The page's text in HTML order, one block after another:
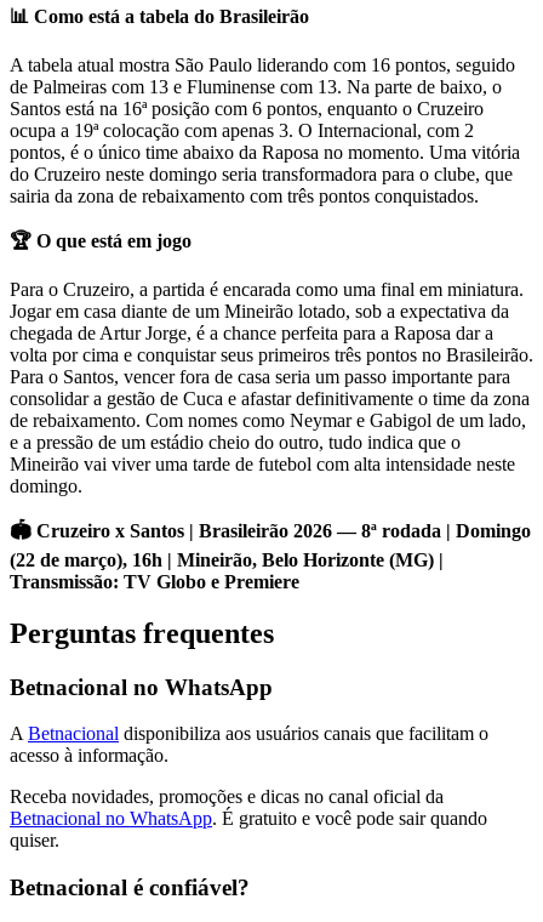
📊 Como está a tabela do Brasileirão
A tabela atual mostra São Paulo liderando com 16 pontos, seguido
de Palmeiras com 13 e Fluminense com 13. Na parte de baixo, o
Santos está na 16ª posição com 6 pontos, enquanto o Cruzeiro
ocupa a 19ª colocação com apenas 3. O Internacional, com 2
pontos, é o único time abaixo da Raposa no momento. Uma vitória
do Cruzeiro neste domingo seria transformadora para o clube, que
sairia da zona de rebaixamento com três pontos conquistados.
🏆 O que está em jogo
Para o Cruzeiro, a partida é encarada como uma final em miniatura.
Jogar em casa diante de um Mineirão lotado, sob a expectativa da
chegada de Artur Jorge, é a chance perfeita para a Raposa dar a
volta por cima e conquistar seus primeiros três pontos no Brasileirão.
Para o Santos, vencer fora de casa seria um passo importante para
consolidar a gestão de Cuca e afastar definitivamente o time da zona
de rebaixamento. Com nomes como Neymar e Gabigol de um lado,
e a pressão de um estádio cheio do outro, tudo indica que o
Mineirão vai viver uma tarde de futebol com alta intensidade neste
domingo.
🏟️ Cruzeiro x Santos | Brasileirão 2026 — 8ª rodada | Domingo
(22 de março), 16h | Mineirão, Belo Horizonte (MG) |
Transmissão: TV Globo e Premiere
Perguntas frequentes
Betnacional no WhatsApp
A Betnacional disponibiliza aos usuários canais que facilitam o
acesso à informação.
Receba novidades, promoções e dicas no canal oficial da
Betnacional no WhatsApp. É gratuito e você pode sair quando
quiser.
Betnacional é confiável?